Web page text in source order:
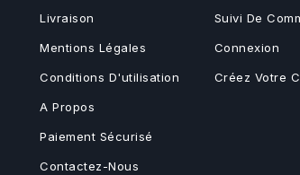
Livraison
Mentions Légales
Conditions D'utilisation
A Propos
Paiement Sécurisé
Contactez-Nous
Suivi De
Connexion
Créez Votre